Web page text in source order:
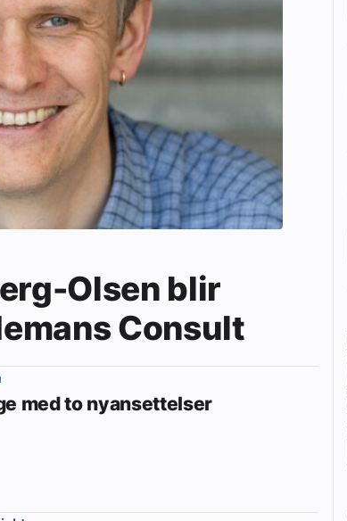
Olsen blir
Consult
med to nyansettelser